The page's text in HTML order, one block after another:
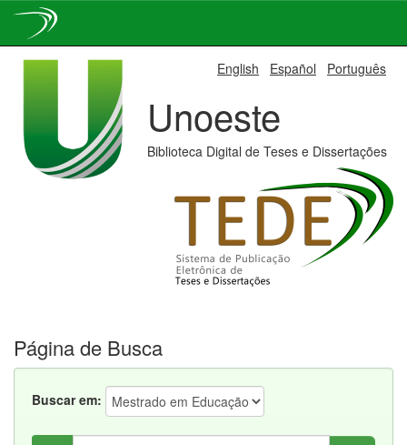
English Español Português
Unoeste
Biblioteca Digital de Teses e Dissertações
Página de Busca
Buscar em: